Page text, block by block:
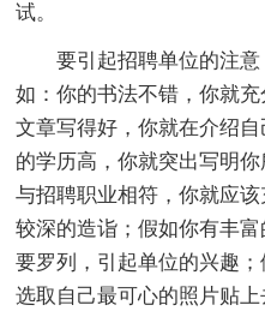
试。
要引起招聘单位的注
如：你的书法不错，你就
文章写得好，你就在介绍
的学历高，你就突出写明
与招聘职业相符，你就应
较深的造诣；假如你有丰
要罗列，引起单位的兴趣
选取自己最可心的照片贴